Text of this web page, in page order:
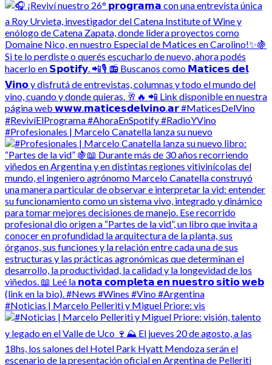
#Profesionales | Marcelo Canatella lanza su nuevo
#Noticias | Marcelo Pelleriti y Miguel Priore: vis